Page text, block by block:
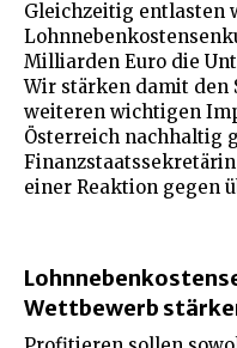
Gleichzeitig entlasten
Milliarden Euro die
Wir stärken damit den
weiteren wichtigen
Österreich nachhaltig
einer Reaktion gegen
Wettbewerb